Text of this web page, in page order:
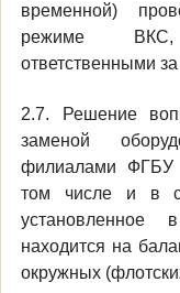
временной)
режиме ВКС,
ответственными
2.7. Решение
заменой
филиалами ФГБУ
том числе и в
находится на
окружных